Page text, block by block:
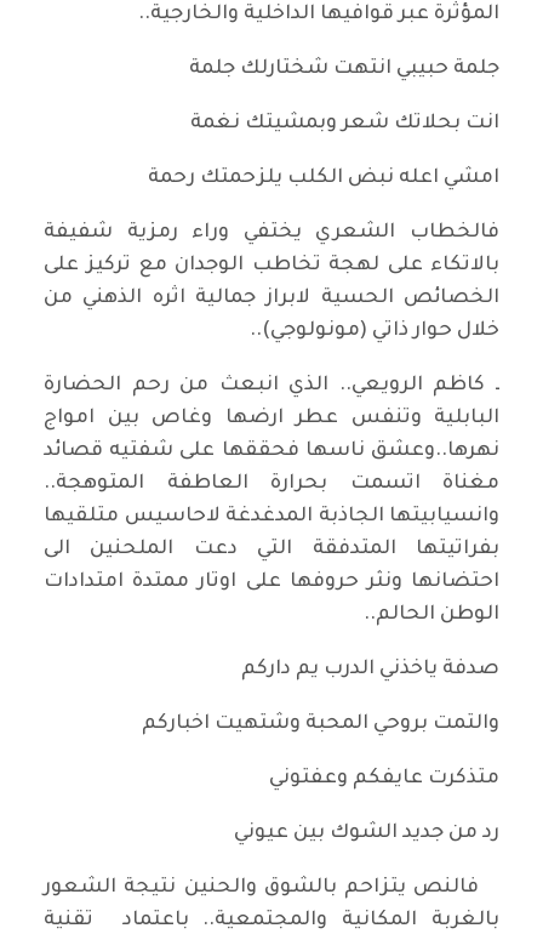
المؤثرة عبر قوافيها الداخلية والخارجية..
جلمة حبيبي انتهت شختارلك جلمة
انت بحلاتك شعر وبمشيتك نغمة
امشي اعله نبض الكلب يلزحمتك رحمة
فالخطاب الشعري يختفي وراء رمزية شفيفة
بالاتكاء على لهجة تخاطب الوجدان مع تركيز على
الخصائص الحسية لابراز جمالية اثره الذهني من
خلال حوار ذاتي (مونولوجي)..
ـ كاظم الرويعي.. الذي انبعث من رحم الحضارة
البابلية وتنفس عطر ارضها وغاص بين امواج
نهرها..وعشق ناسها فحققها على شفتيه قصائد
مغناة اتسمت بحرارة العاطفة المتوهجة..
وانسيابيتها الجاذبة المدغدغة لاحاسيس متلقيها
بفراتيتها المتدفقة التي دعت الملحنين الى
احتضانها ونثر حروفها على اوتار ممتدة امتدادات
الوطن الحالم..
صدفة ياخذني الدرب يم داركم
والتمت بروحي المحبة وشتهيت اخباركم
متذكرت عايفكم وعفتوني
رد من جديد الشوك بين عيوني
فالنص يتزاحم بالشوق والحنين نتيجة الشعور
بالغربة المكانية والمجتمعية.. باعتماد تقنية